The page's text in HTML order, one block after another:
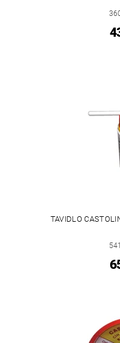
TAVIDLO